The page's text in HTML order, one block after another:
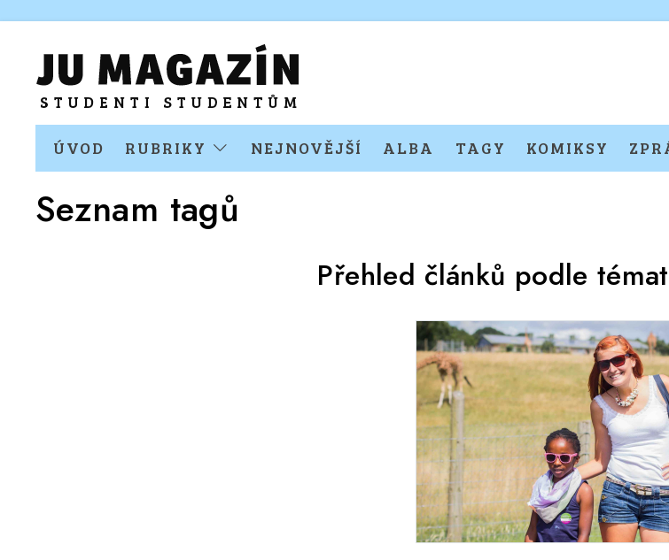
ÚVOD RUBRIKY NEJNOVĚJŠÍ ALBA TAGY KOMIKSY
Seznam tagů
Přehled článků podle